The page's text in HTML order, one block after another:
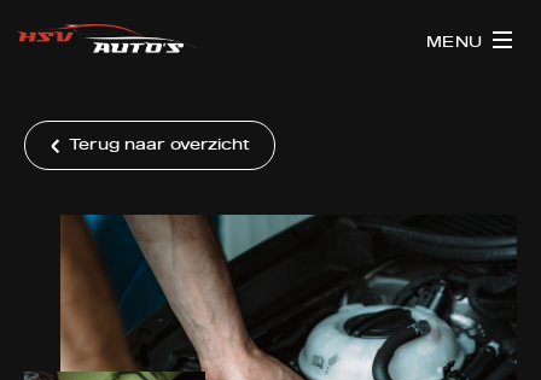
MENU
Terug naar overzicht